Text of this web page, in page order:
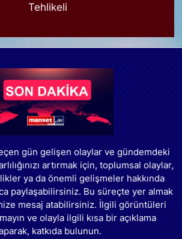
Tehlikeli
gün gelişen olaylar ve gündemdeki
artırmak için, toplumsal olaylar,
ya da önemli gelişmeler hakkında
paylaşabilirsiniz. Bu süreçte yer almak
mesaj atabilirsiniz. İlgili görüntüleri
ve olayla ilgili kısa bir açıklama
katkıda bulunun.